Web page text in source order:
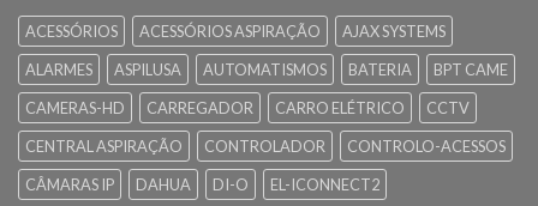
ACESSÓRIOS ACESSÓRIOS ASPIRAÇÃO
AJAX SYSTEMS
ALARMES
ASPILUSA AUTOMATISMOS BATERIA
BPT CAME
CAMERAS-HD
CARREGADOR CARRO ELÉTRICO
CCTV
CENTRAL ASPIRAÇÃO
CONTROLADOR
CONTROLO-ACESSOS
CÂMARAS IP
DAHUA DI-O
EL-ICONNECT2